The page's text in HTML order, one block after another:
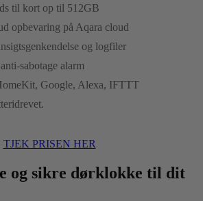
til kort op til 512GB
opbevaring på Aqara cloud
og logfiler
sabotage alarm
Google, Alexa, IFTTT
TJEK PRISEN HER
og sikre dørklokke til dit